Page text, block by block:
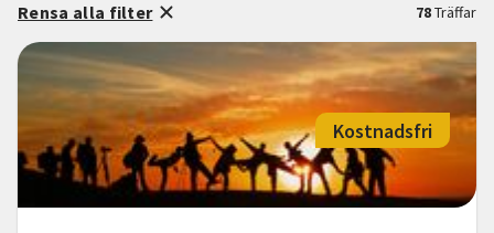
78Träffar
Rensa alla filter
Kostnadsfri